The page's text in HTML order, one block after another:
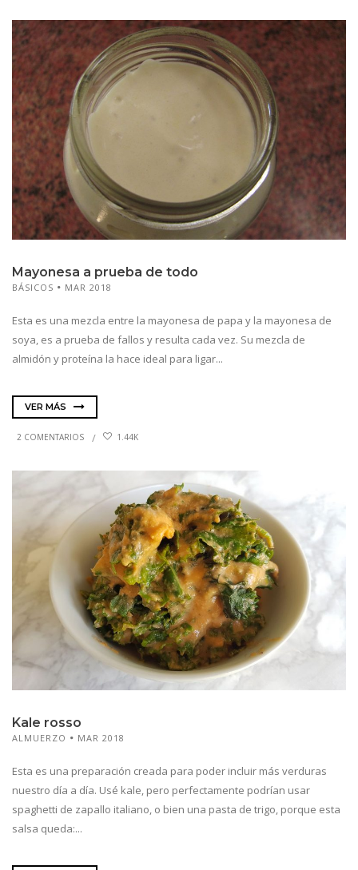
Mayonesa a prueba de todo
BÁSICOS MAR 2018
Esta es una mezcla entre la mayonesa de papa y la mayonesa de
soya, es a prueba de fallos y resulta cada vez. Su mezcla de
almidón y proteína la hace ideal para ligar...
VER MÁS
2 COMENTARIOS 1.44K
Kale rosso
ALMUERZO MAR 2018
Esta es una preparación creada para poder incluir más verduras
nuestro día a día. Usé kale, pero perfectamente podrían usar
spaghetti de zapallo italiano, o bien una pasta de trigo, porque esta
salsa queda:...